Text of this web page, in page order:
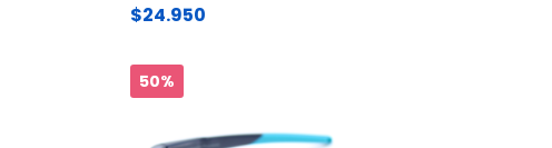
$24.950
50%